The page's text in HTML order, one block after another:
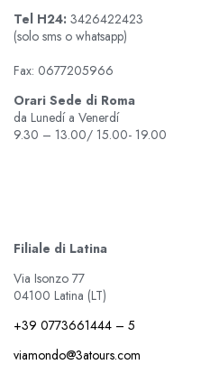
Tel H24: 3426422423
(solo sms o whatsapp)
Fax: 0677205966
Orari Sede di Roma
da Lunedí a Venerdí
9.30 – 13.00/ 15.00- 19.00
Filiale di Latina
Via Isonzo 77
04100 Latina (LT)
+39 0773661444 – 5
viamondo@3atours.com